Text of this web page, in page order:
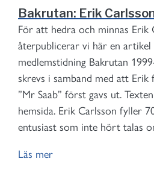
Bakrutan: Erik
För att hedra och minnas Erik
återpublicerar vi här en
medlemstidning Bakrutan
skrevs i samband med att
”Mr Saab” först gavs ut.
hemsida. Erik Carlsson fyller
entusiast som inte hört talas
Läs mer